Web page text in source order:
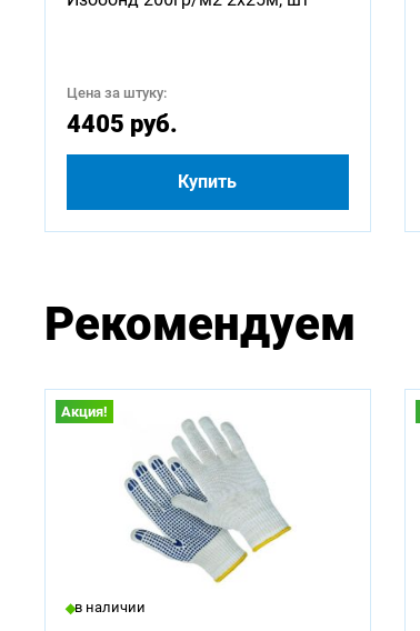
Цена за штуку:
4405 руб.
Купить
Рекомендуем
Акция!
в наличии